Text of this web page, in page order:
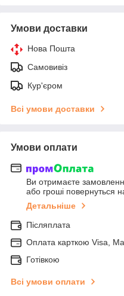
Умови доставки
Нова Пошта
Самовивіз
Кур'єром
Всі умови доставки
Умови оплати
Ви отримаєте
або гроші повернуться
Детальніше
Післяплата
Оплата карткою Visa,
Готівкою
Всі умови оплати